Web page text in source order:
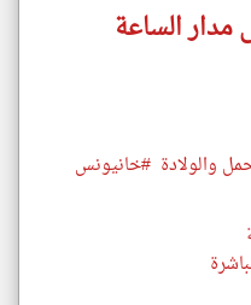
الساعة
والولادة #خانيونس